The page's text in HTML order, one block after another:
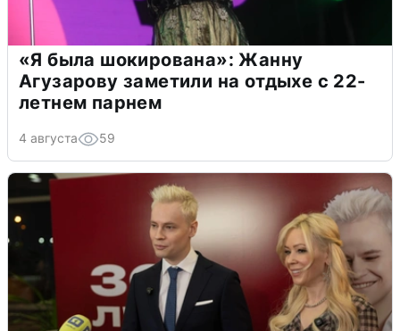
«Я была шокирована»: Жанну
Агузарову заметили на отдыхе с 22-
летнем парнем
4 августа 59